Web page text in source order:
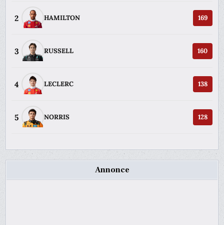
2 HAMILTON 169
3 RUSSELL 160
4 LECLERC 138
5 NORRIS 128
Annonce